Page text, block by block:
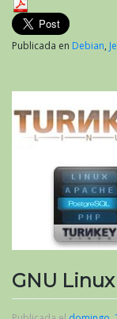
Publicada en Debian,
GNU